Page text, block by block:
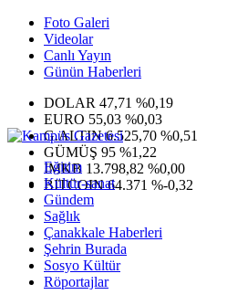
Foto Galeri
Videolar
Canlı Yayın
Günün Haberleri
DOLAR 47,71 %0,19
EURO 55,03 %0,03
G.ALTIN6.525,70 %0,51
GÜMÜŞ 95 %1,22
IMKB 13.798,82 %0,00
BITCOIN64.371 %-0,32
Eğitim
Kültür-sanat
Gündem
Sağlık
Çanakkale Haberleri
Şehrin Burada
Sosyo Kültür
Röportajlar